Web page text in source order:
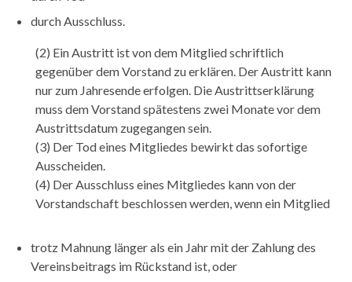
durch Ausschluss.
(2) Ein Austritt ist von dem Mitglied schriftlich
gegenüber dem Vorstand zu erklären. Der Austritt kann
nur zum Jahresende erfolgen. Die Austrittserklärung
muss dem Vorstand spätestens zwei Monate vor dem
Austrittsdatum zugegangen sein.
(3) Der Tod eines Mitgliedes bewirkt das sofortige
Ausscheiden.
(4) Der Ausschluss eines Mitgliedes kann von der
Vorstandschaft beschlossen werden, wenn ein Mitglied
trotz Mahnung länger als ein Jahr mit der Zahlung des
Vereinsbeitrags im Rückstand ist, oder